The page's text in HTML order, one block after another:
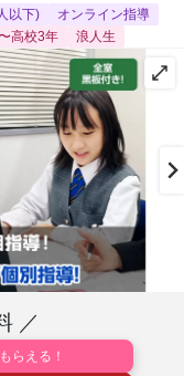
以下)
オンライン指導
高校3年 浪人生
／
らえる！